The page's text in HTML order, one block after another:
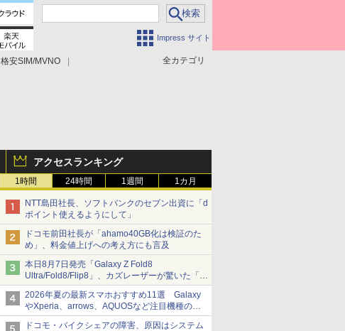
Impress サイト
全カテゴリ
格安SIM/MVNO
アクセスランキング
1時間 24時間 1週間 1カ月
NTT島田社長、ソフトバンクのセブン出資に「d
ポイント使えるようにして」
ドコモ前田社長が「ahamo40GB化は検証のた
め」、料金値上げへの考え方にも言及
本日8月7日発売「Galaxy Z Fold8
Ultra/Fold8/Flip8」、カズレーザーが驚いた「そ
ば屋のメニュー並みの薄さ」
2026年夏の最新スマホおすすめ11選 Galaxy
やXperia、arrows、AQUOSなど注目機種の特
徴は
ドコモ・バイクシェアの障害、原因はシステム